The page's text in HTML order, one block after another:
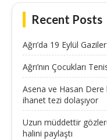
Recent Posts
Ağrı’da 19 Eylül
Ağrı’nın Çocukları
Asena ve Hasan Dere
ihanet tezi dolaşıyor
Uzun müddettir
halini paylaştı